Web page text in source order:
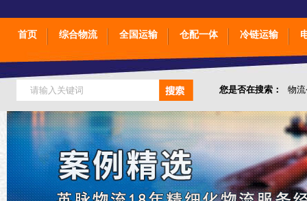
首页 综合物流 全国运输 仓配一体 冷链运输
您是否在搜索： 物
仓储综合专业定制物